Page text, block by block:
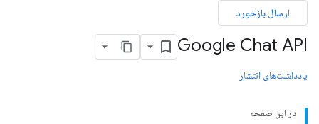
ارسال بازخورد
Google Chat API
یادداشت‌های انتشار
در این صفحه